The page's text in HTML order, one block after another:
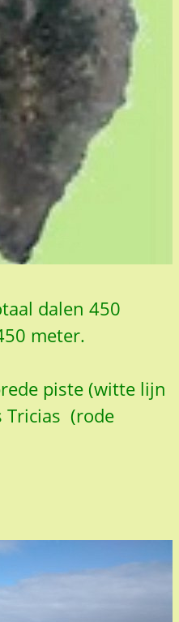
dalen 450
meter.
piste (witte lijn
Tricias (rode